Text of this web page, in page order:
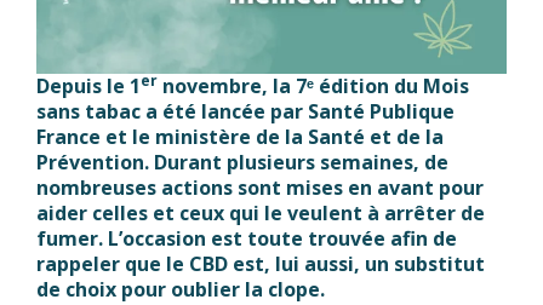
Depuis le 1er novembre, la 7ᵉ édition du Mois
sans tabac a été lancée par Santé Publique
France et le ministère de la Santé et de la
Prévention. Durant plusieurs semaines, de
nombreuses actions sont mises en avant pour
aider celles et ceux qui le veulent à arrêter de
fumer. L’occasion est toute trouvée afin de
rappeler que le CBD est, lui aussi, un substitut
de choix pour oublier la clope.